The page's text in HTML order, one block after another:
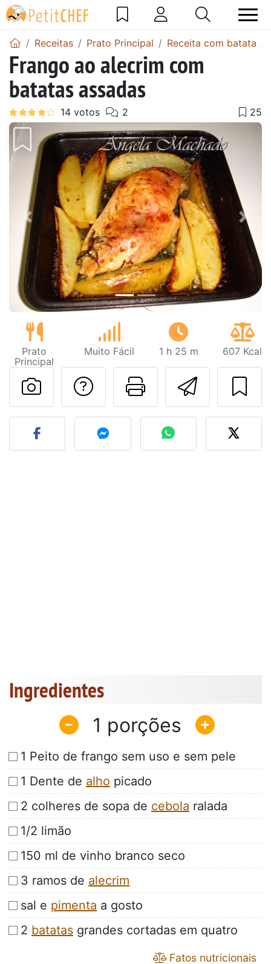
Receitas Prato Principal Receita com batata
Frango ao alecrim com
batatas assadas
Anterior Next
Prato
Principal
Muito Fácil 1 h 25 m 607 Kcal
Imprima
Falar com o autor
Fez esta receita?
Ingredientes
1
1 Peito de frango sem uso e sem pele
1 Dente de alho picado
2 colheres de sopa de cebola ralada
1/2 limão
150 ml de vinho branco seco
3 ramos de alecrim
sal e pimenta a gosto
2 batatas grandes cortadas em quatro
Fatos nutricionais